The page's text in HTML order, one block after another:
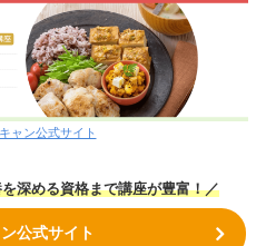
ャン公式サイト
深める資格まで講座が豊富！／
公式サイト